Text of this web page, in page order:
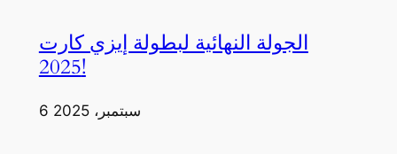
الجولة النهائية لبطولة إيزي كارت
2025!
6 سبتمبر، 2025